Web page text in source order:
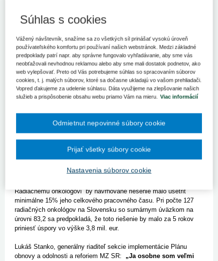
splnilo jej podmienky a môžu tak čerpať alokované
prostriedky z Plánu obnovy a odolnosti SR. Pre tisíce, najmä
onkologických pacientov, to bude v blízkej dobe znamenať
skrátenie čakacích dôb na rádioterapiu, ako aj vyššiu kvalitu
poskytovanej zdravotnej starostlivosti.
Cieľom výzvy vyhlásenej v auguste 2022:
https://www.health.gov.sk/Clanok?plan-obnovy-radioterapia je
sa skrátil čas kontúrovania OAR, čím sa zvýši kvalita zdravotnej
starostlivosti o onkologických pacientov pri radiačnej liečbe. V
súčasnosti každý radiačný onkológ strávi v priemere 30% až 50%
svojho pracovného času segmentáciou (kontúrovaním) rezov z
priemerný čas, ktorý radiačný onkológ strávi pri kontúrovaní
Radiačnému onkológovi by navrhované riešenie malo ušetriť
minimálne 15% jeho celkového pracovného času. Pri počte 127
radiačných onkológov na Slovensku so sumárnym úväzkom na
úrovni 83,2 sa predpokladá, že toto riešenie by malo za 5 rokov
priniesť úspory vo výške 3,8 mil. eur.
Lukáš Stanko, generálny riaditeľ sekcie implementácie Plánu
obnovy a odolnosti a reforiem MZ SR: „Ja osobne som veľmi
Súhlas s cookies
Vážený návštevník, snažíme sa zo všetkých síl prinášať vysokú úroveň
používateľského komfortu pri používaní našich webstránok. Medzi základné
predpoklady patrí napr. aby správne fungovalo vyhľadávanie, aby sme vás
neobťažovali nevhodnou reklamou alebo aby sme mali dostatok podnetov, ako
web vylepšovať. Preto od Vás potrebujeme súhlas so spracovaním súborov
cookies, t. j. malých súborov, ktoré sa dočasne ukladajú vo vašom prehliadači.
Vopred ďakujeme za udelenie súhlasu. Dáta využijeme na zlepšovanie našich
služieb a prispôsobenie obsahu webu priamo Vám na mieru. Viac informácií
Nastavenia súborov cookie
Odmietnut nepovinné súbory cookie
Prijať všetky súbory cookie